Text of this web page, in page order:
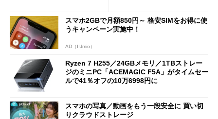
スマホ2GBで月額850円～ 格安SIMをお得に使
うキャンペーン実施中！
AD（IIJmio）
Ryzen 7 H255／24GBメモリ／1TBストレー
ジのミニPC「ACEMAGIC F5A」がタイムセー
ルで41％オフの10万6998円に
スマホの写真／動画をもう一段安全に 買い切
りクラウドストレージ